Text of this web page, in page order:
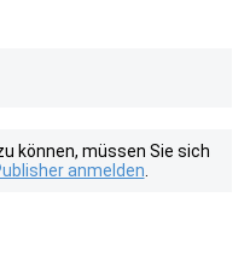
können, müssen Sie sich
anmelden